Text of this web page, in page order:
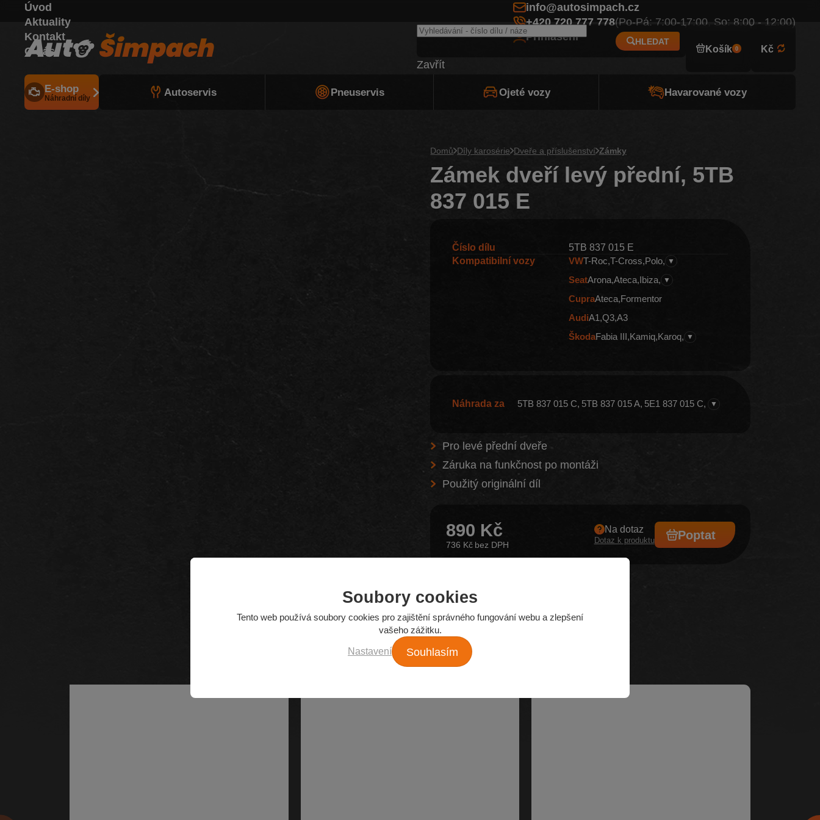
Úvod
Aktuality
Kontakt
O nás
info@autosimpach.cz
+420 720 777 778(Po-Pá: 7:00-17:00, So: 8:00 - 12:00)
Přihlášení
E-shop
Náhradní díly Autoservis Pneuservis Ojeté vozy Havarované vozy
HLEDAT
Zavřít
Košík 0 Kč
Domů Díly karosérie Dveře a příslušenství Zámky
Zámek dveří levý přední, 5TB
837 015 E
Číslo dílu
5TB 837 015 E
Kompatibilní vozy
VWT-Roc T-Cross Polo ▼
SeatArona Ateca Ibiza ▼
CupraAteca Formentor
AudiA1 Q3 A3
ŠkodaFabia III Kamiq Karoq ▼
Náhrada za 5TB 837 015 C 5TB 837 015 A 5E1 837 015 C ▼
Pro levé přední dveře
Záruka na funkčnost po montáži
Použitý originální díl
890 Kč
736 Kč
Na dotaz
Dotaz k produktu Poptat
Z našeho e-shopu
Nejžádanější autodíly
Soubory cookies
Tento web používá soubory cookies pro zajištění správného fungování webu a zlepšení
vašeho zážitku.
Nastavení Souhlasím